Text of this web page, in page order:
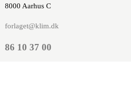
8000 Aarhus C
forlaget@klim.dk
86 10 37 00